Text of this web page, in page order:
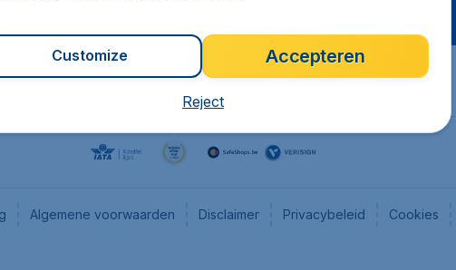
Algemene voorwaarden Disclaimer Privacybeleid Cookies
Accepteren
Customize
Reject